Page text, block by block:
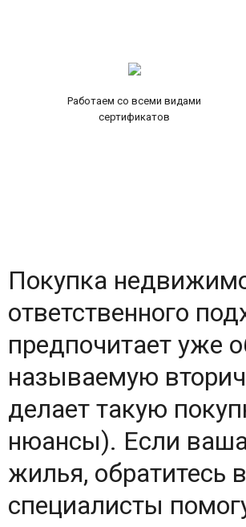
Работаем со всеми видами
сертификатов
Покупка
ответственного
предпочитает уже
называемую
делает такую
нюансы). Если
жилья, обратитесь
специалисты